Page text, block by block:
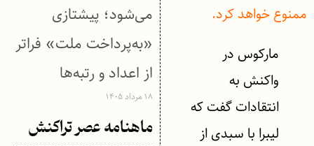
ممنوع خواهد کرد.
مارکوس در
واکنش به
انتقادات گفت که
لیبرا با سبدی از
می‌شود؛ پیشتازی
«به‌پرداخت ملت» فراتر
از اعداد و رتبه‌ها
۱۸ مرداد ۱۴۰۵
ماهنامه عصر تراکنش